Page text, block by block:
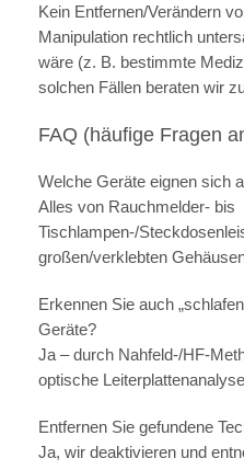
Kein Entfernen/Verändern
Manipulation rechtlich
wäre (z. B. bestimmte
solchen Fällen beraten wir
FAQ (häufige Fragen
Welche Geräte eignen sich
Alles von Rauchmelder- bis
Tischlampen-/
großen/verklebten
Erkennen Sie auch
Geräte?
Ja – durch Nahfeld-/HF-
optische
Entfernen Sie gefundene
Ja, wir deaktivieren und